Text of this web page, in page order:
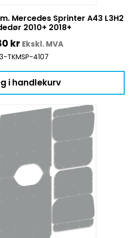
Mercedes Sprinter A43 L3H2
2010+ 2018+
kr Ekskl. MVA
TKMSP-4107
i handlekurv